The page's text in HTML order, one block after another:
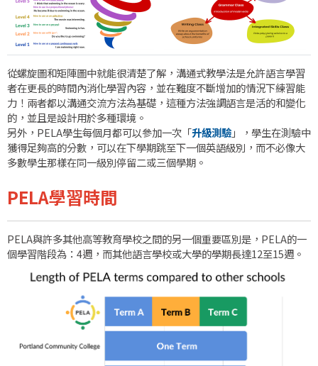
從螺旋圖和矩陣圖中就能很清楚了解，溝通式教學法是允許語言學習
者在更長的時間內消化學習內容，並在難度不斷增加的情況下練習能
力！兩者都以溝通交流方法為基礎，這種方法強調語言是活的和變化
的，並且是設計用於多種環境。
另外，PELA學生每個月都可以參加一次「升級測驗」，學生在測驗中
獲得足夠高的分數，可以在下學期跳至下一個英語級別，而不必像大
多數學生那樣在同一級別停留二或三個學期。
PELA學習時間
PELA與許多其他高等教育學校之間的另一個重要區別是，PELA的一
個學習階段為：4週，而其他語言學校或大學的學期長達12至15週。